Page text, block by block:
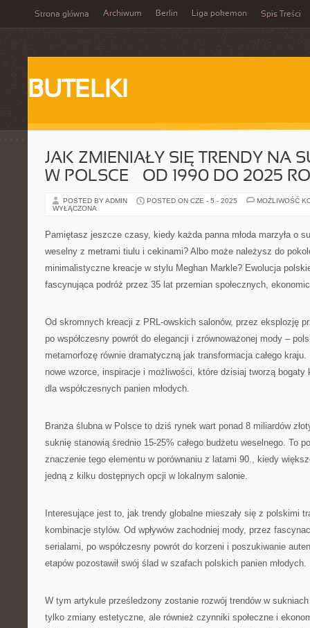
Strona główna Archiwum Berlin Liga pokemon Spis Treści
BUTELKI
JAK ZMIENIAŁY SIĘ TRENDY NA
W POLSCE – OD 1990 DO 2025
POSTED BY ADMIN POSTED ON CZE - 5 - 2025
MOŻLIWOŚĆ
WYŁĄCZONA
Pamiętasz jeszcze czasy, kiedy każda panna młoda marzyła o
weselny z metrami tiulu i cekinami? Albo może należysz do
minimalistyczne kreacje w stylu Meghan Markle? Ewolucja
fascynująca podróż przez 35 lat przemian społecznych,
Od skromnych kreacji z PRL-owskich salonów, przez eksplozję
po współczesny powrót do elegancji i zrównoważonej mody –
metamorfozę równie dramatyczną jak transformacja całego kraju.
nowe wzorce, inspiracje i możliwości, które dzisiaj tworzą bogaty
dla współczesnych panien młodych.
Branża ślubna w Polsce to dziś rynek wart ponad 8 miliardów
suknię stanowią średnio 15-25% całego budżetu weselnego. To
znaczenie tego elementu w porównaniu z latami 90., kiedy
jedną z kilku dostępnych opcji w lokalnym salonie.
Interesujące jest to, jak trendy globalne mieszały się z polskimi
kombinacje stylów. Od wpływów zachodniej mody, przez
serialami, po współczesny powrót do korzeni i poszukiwanie
etapów pozostawił swój ślad w szafach polskich panien młodych.
W tym artykule prześledzony zostanie rozwój trendów w
tylko zmiany estetyczne, ale również czynniki społeczne i